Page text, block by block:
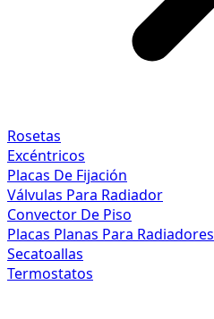
Rosetas
Excéntricos
Placas De Fijación
Válvulas Para Radiador
Convector De Piso
Placas Planas Para Radiadores
Secatoallas
Termostatos